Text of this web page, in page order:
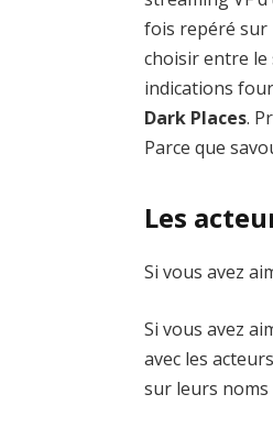
fois repéré sur
choisir entre le
indications
Dark Places.
Parce que
Les
Si vous avez
Si vous avez
avec les
sur leurs